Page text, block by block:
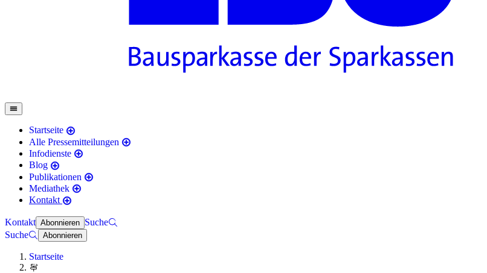
Startseite
Alle Pressemitteilungen
Infodienste
Blog
Publikationen
Mediathek
Kontakt
Kontakt Abonnieren Suche
Suche
Abonnieren
Startseite